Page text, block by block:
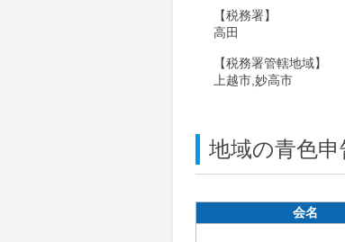
【税務署】
高田
【税務署管轄地域】
上越市,妙高市
地域の青色申
会名